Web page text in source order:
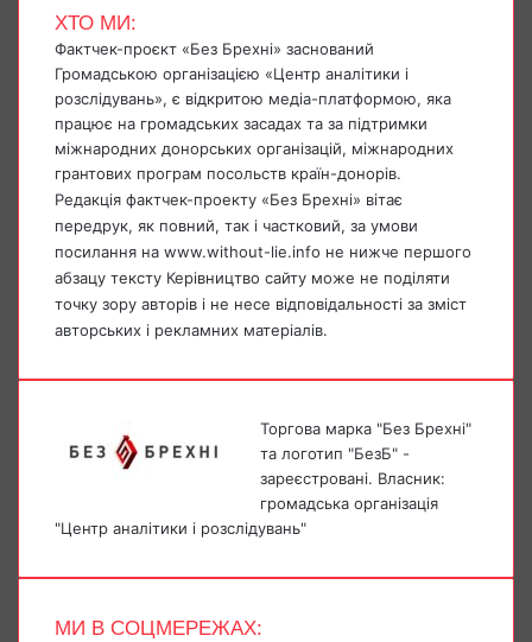
ХТО МИ:
Фактчек-проєкт «Без Брехні» заснований
Громадською організацією «Центр аналітики і
розслідувань», є відкритою медіа-платформою, яка
працює на громадських засадах та за підтримки
міжнародних донорських організацій, міжнародних
грантових програм посольств країн-донорів.
Редакція фактчек-проекту «Без Брехні» вітає
передрук, як повний, так і частковий, за умови
посилання на www.without-lie.info не нижче першого
абзацу тексту Керівництво сайту може не поділяти
точку зору авторів і не несе відповідальності за зміст
авторських і рекламних матеріалів.
Торгова марка "Без Брехні"
та логотип "БезБ" -
зареєстровані. Власник:
громадська організація
"Центр аналітики і розслідувань"
МИ В СОЦМЕРЕЖАХ: